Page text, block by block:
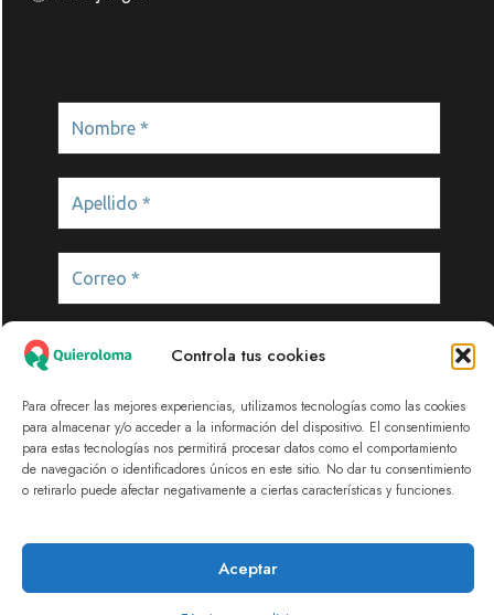
Controla tus cookies
Para ofrecer las mejores experiencias, utilizamos tecnologías como las cookies
para almacenar y/o acceder a la información del dispositivo. El consentimiento
para estas tecnologías nos permitirá procesar datos como el comportamiento
de navegación o identificadores únicos en este sitio. No dar tu consentimiento
o retirarlo puede afectar negativamente a ciertas características y funciones.
Aceptar
© 2025 Quieroloma SRL. Todos los derechos
|Términos y condiciones